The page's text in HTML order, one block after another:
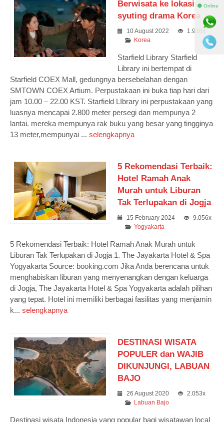
Berwisata ke lokasi
syuting drama Korea
10 August 2022
1.918x
Korea
Starfield Library Starfield
Library ini bertempat di
Starfield COEX Mall, gedungnya bersebelahan dengan
SMTOWN COEX Artium. Perpustakaan ini buka tiap hari dari
jam 10.00 – 22.00 KST. Starfield LIbrary ini perpustakaan yang
luasnya mencapai 2.800 meter persegi dan mempunya 2
lantai. mereka mempunya rak buku yang besar yang tingginya
13 meter,mempunyai ... selengkapnya
5 Rekomendasi Terbaik:
Hotel Ramah Anak
Murah untuk Liburan
Tak Terlupakan di Jogja
15 February 2024
9.056x
Yogyakarta
5 Rekomendasi Terbaik: Hotel Ramah Anak Murah untuk
Liburan Tak Terlupakan di Jogja 1. The Jayakarta Hotel & Spa
Yogyakarta Source: booking.com Jika Anda berencana untuk
menghabiskan liburan yang menyenangkan dengan keluarga
di Jogja, The Jayakarta Hotel & Spa Yogyakarta adalah pilihan
yang tepat. Hotel ini memiliki berbagai fasilitas yang menjamin
k... selengkapnya
DESTINASI WISATA
POPULER dan WAJIB
DIKUNJUNGI, LABUAN
BAJO
26 August 2020
2.053x
Labuan Bajo
Destinasi wisata Indonesia yang popular bagi wisatawan local
⚫ Online